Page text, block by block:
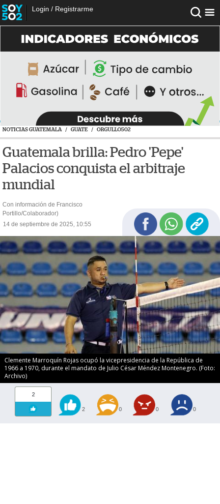
Login / Registrarme
NOTICIAS GUATEMALA / GUATE / ORGULLO502
Guatemala brilla: Pedro 'Pepe'
Palacios conquista el arbitraje
mundial
Con información de Francisco
Portillo/Colaborador)
14 de septiembre de 2025, 10:55
Clemente Marroquín Rojas ocupó la vicepresidencia de la República de
1966 a 1970, durante el mandato de Julio César Méndez Montenegro. (Foto:
Archivo)
2
2 0 0 0